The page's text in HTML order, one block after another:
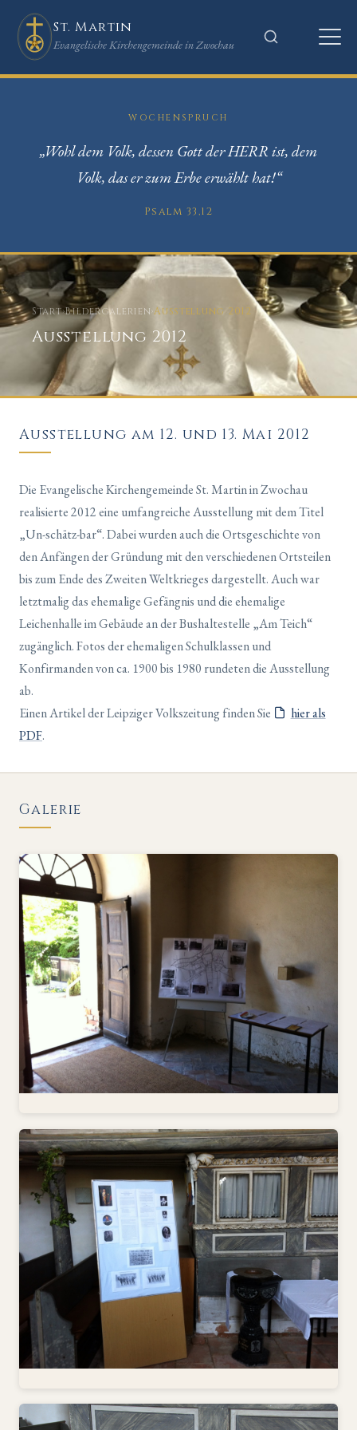
St. Martin
Evangelische Kirchengemeinde in Zwochau
WOCHENSPRUCH
„Wohl dem Volk, dessen Gott der HERR ist, dem
Volk, das er zum Erbe erwählt hat!“
Psalm 33,12
Start›Bildergalerien›Ausstellung 2012
Ausstellung 2012
Ausstellung am 12. und 13. Mai 2012
Die Evangelische Kirchengemeinde St. Martin in Zwochau
realisierte 2012 eine umfangreiche Ausstellung mit dem Titel
„Un-schätz-bar“. Dabei wurden auch die Ortsgeschichte von
den Anfängen der Gründung mit den verschiedenen Ortsteilen
bis zum Ende des Zweiten Weltkrieges dargestellt. Auch war
letztmalig das ehemalige Gefängnis und die ehemalige
Leichenhalle im Gebäude an der Bushaltestelle „Am Teich“
zugänglich. Fotos der ehemaligen Schulklassen und
Konfirmanden von ca. 1900 bis 1980 rundeten die Ausstellung
ab.
Einen Artikel der Leipziger Volkszeitung finden Sie
hier als
PDF.
Galerie